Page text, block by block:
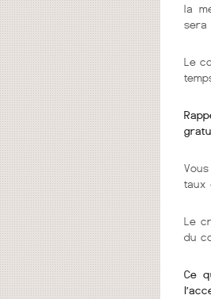
la
sera
Le
taux
Le
du
Ce